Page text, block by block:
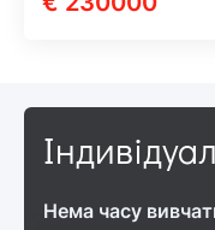
Нема часу